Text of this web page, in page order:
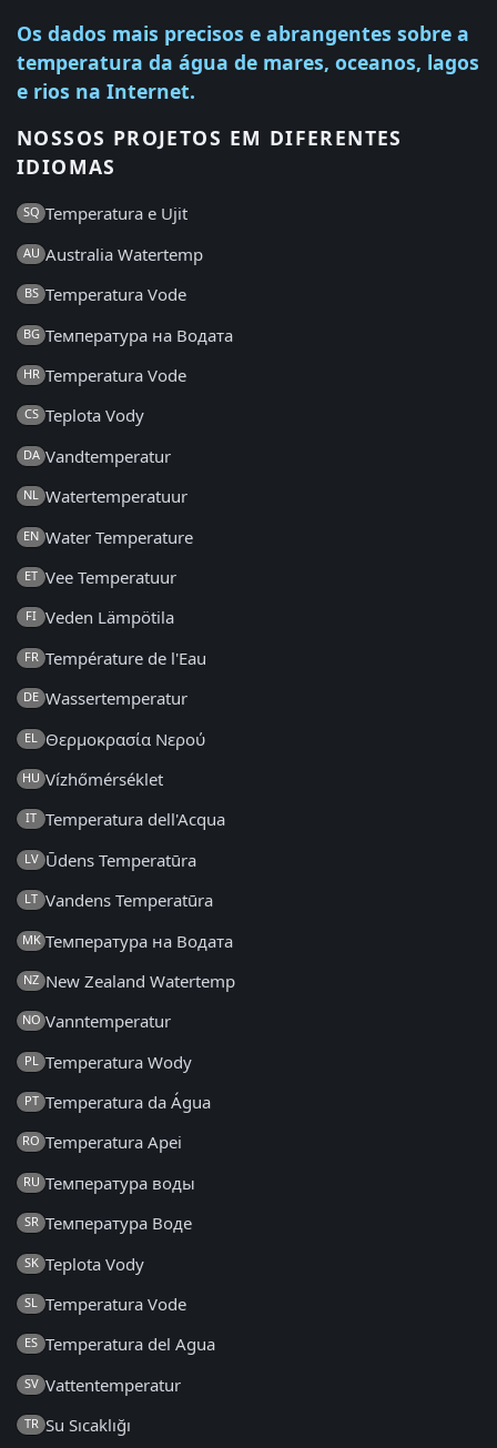
Os dados mais precisos e abrangentes sobre a
temperatura da água de mares, oceanos, lagos
e rios na Internet.
NOSSOS PROJETOS EM DIFERENTES
IDIOMAS
SQ Temperatura e Ujit
AU Australia Watertemp
BS Temperatura Vode
BG Температура на Водата
HR Temperatura Vode
CS Teplota Vody
DA Vandtemperatur
NL Watertemperatuur
EN Water Temperature
ET Vee Temperatuur
FI Veden Lämpötila
FR Température de l'Eau
DE Wassertemperatur
EL Θερμοκρασία Νερού
HU Vízhőmérséklet
IT Temperatura dell'Acqua
LV Ūdens Temperatūra
LT Vandens Temperatūra
MK Температура на Водата
NZ New Zealand Watertemp
NO Vanntemperatur
PL Temperatura Wody
PT Temperatura da Água
RO Temperatura Apei
RU Температура воды
SR Температура Воде
SK Teplota Vody
SL Temperatura Vode
ES Temperatura del Agua
SV Vattentemperatur
TR Su Sıcaklığı